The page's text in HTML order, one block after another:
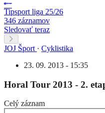
Tipsport liga 25/26
346 záznamov
Sledovať teraz
JOJ Šport · Cyklistika
23. 09. 2013 - 15:35
Horal Tour 2013 - 2.
Celý záznam